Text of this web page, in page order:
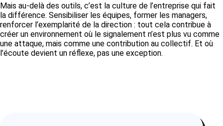
Mais au-delà des outils, c’est la culture de l’entreprise qui fait
la différence. Sensibiliser les équipes, former les managers,
renforcer l’exemplarité de la direction : tout cela contribue à
créer un environnement où le signalement n’est plus vu comme
une attaque, mais comme une contribution au collectif. Et où
l’écoute devient un réflexe, pas une exception.